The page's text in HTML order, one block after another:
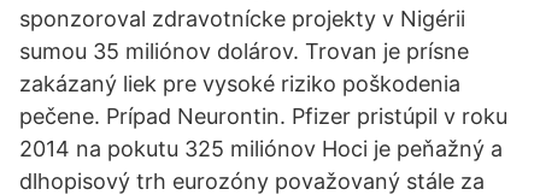
sponzoroval zdravotnícke projekty v Nigérii
sumou 35 miliónov dolárov. Trovan je prísne
zakázaný liek pre vysoké riziko poškodenia
pečene. Prípad Neurontin. Pfizer pristúpil v roku
2014 na pokutu 325 miliónov Hoci je peňažný a
dlhopisový trh eurozóny považovaný stále za